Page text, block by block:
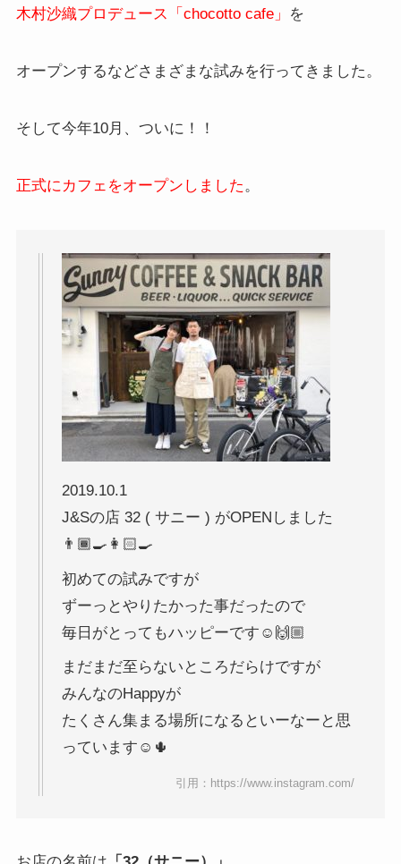
木村沙織プロデュース「chocotto cafe」 を
オープンするなどさまざまな試みを行ってきました。
そして今年10月、ついに！！
正式にカフェをオープンしました。
2019.10.1
J&Sの店 32 ( サニー ) がOPENしました
👨🏾‍🍳👩🏻‍🍳
初めての試みですが
ずーっとやりたかった事だったので
毎日がとってもハッピーです☺️🙌🏼
まだまだ至らないところだらけですが
みんなのHappyが
たくさん集まる場所になるといーなーと思
っています☺️🌵
引用： https://www.instagram.com/